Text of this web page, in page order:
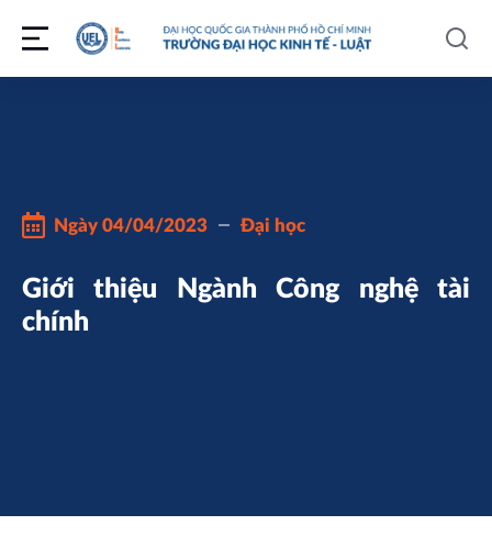
Ngày 04/04/2023 Đại học
Giới thiệu Ngành Công nghệ tài
chính